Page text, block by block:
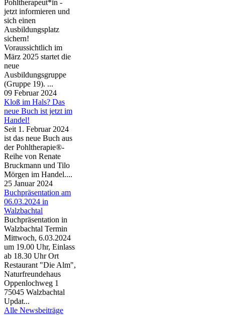
Pohltherapeut*in -
jetzt informieren und
sich einen
Ausbildungsplatz
sichern!
Voraussichtlich im
März 2025 startet die
neue
Ausbildungsgruppe
(Gruppe 19). ...
09 Februar 2024
Kloß im Hals? Das
neue Buch ist jetzt im
Handel!
Seit 1. Februar 2024
ist das neue Buch aus
der Pohltherapie®-
Reihe von Renate
Bruckmann und Tilo
Mörgen im Handel....
25 Januar 2024
Buchpräsentation am
06.03.2024 in
Walzbachtal
Buchpräsentation in
Walzbachtal Termin
Mittwoch, 6.03.2024
um 19.00 Uhr, Einlass
ab 18.30 Uhr Ort
Restaurant "Die Alm",
Naturfreundehaus
Oppenlochweg 1
75045 Walzbachtal
Updat...
Alle Newsbeiträge